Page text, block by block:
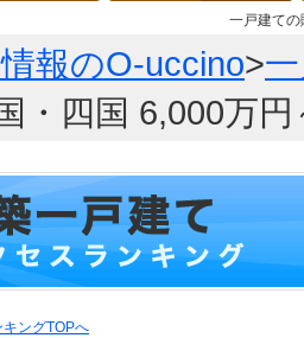
一戸建て
報のO-uccino>
・四国 6,000万
ングTOPへ